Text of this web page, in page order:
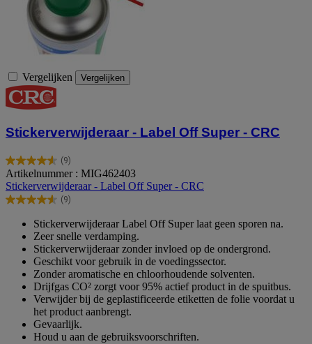
Vergelijken Vergelijken
Stickerverwijderaar - Label Off Super - CRC
(9)
4.6
van
de
5
beoordelingen
Artikelnummer : MIG462403
Stickerverwijderaar - Label Off Super - CRC
(9)
4.6
sterren.
beoordelingen
Stickerverwijderaar Label Off Super laat geen sporen na.
Zeer snelle verdamping.
Stickerverwijderaar zonder invloed op de ondergrond.
Geschikt voor gebruik in de voedingssector.
Zonder aromatische en chloorhoudende solventen.
Drijfgas CO² zorgt voor 95% actief product in de spuitbus.
Verwijder bij de geplastificeerde etiketten de folie voordat u
het product aanbrengt.
Gevaarlijk.
Houd u aan de gebruiksvoorschriften.